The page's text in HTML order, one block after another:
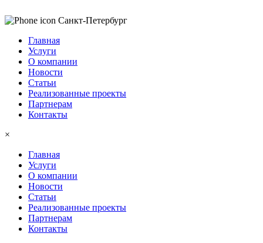
Санкт-Петербург
Главная
Услуги
О компании
Новости
Статьи
Реализованные проекты
Партнерам
Контакты
×
Главная
Услуги
О компании
Новости
Статьи
Реализованные проекты
Партнерам
Контакты